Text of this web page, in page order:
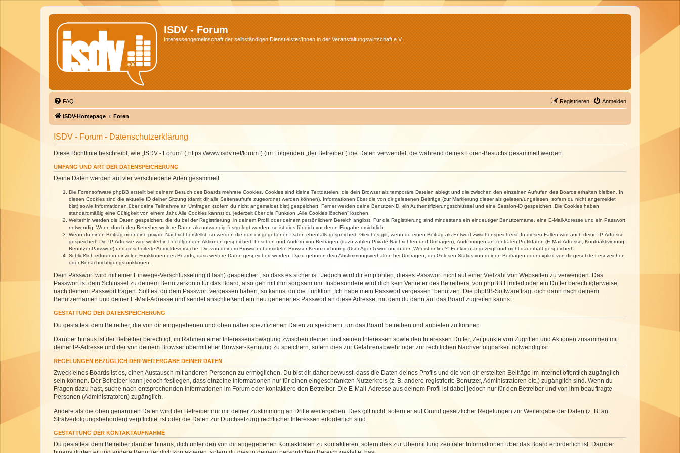
ISDV - Forum
Interessengemeinschaft der selbständigen Dienstleister/Innen in der Veranstaltungswirtschaft e.V.
FAQ Anmelden
Registrieren
ISDV-Homepage Foren
ISDV - Forum - Datenschutzerklärung
Diese Richtlinie beschreibt, wie „ISDV - Forum“ („https://www.isdv.net/forum“) (im Folgenden „der Betreiber“) die Daten verwendet, die während deines Foren-Besuchs gesammelt werden.
UMFANG UND ART DER DATENSPEICHERUNG
Deine Daten werden auf vier verschiedene Arten gesammelt:
Die Forensoftware phpBB erstellt bei deinem Besuch des Boards mehrere Cookies. Cookies sind kleine Textdateien, die dein Browser als temporäre Dateien ablegt und die zwischen den einzelnen Aufrufen des Boards erhalten bleiben. In
diesen Cookies sind die aktuelle ID deiner Sitzung (damit dir alle Seitenaufrufe zugeordnet werden können), Informationen über die von dir gelesenen Beiträge (zur Markierung dieser als gelesen/ungelesen; sofern du nicht angemeldet
bist) sowie Informationen über deine Teilnahme an Umfragen (sofern du nicht angemeldet bist) gespeichert. Ferner werden deine Benutzer-ID, ein Authentifizierungsschlüssel und eine Session-ID gespeichert. Die Cookies haben
standardmäßig eine Gültigkeit von einem Jahr. Alle Cookies kannst du jederzeit über die Funktion „Alle Cookies löschen“ löschen.
Weiterhin werden die Daten gespeichert, die du bei der Registrierung, in deinem Profil oder deinem persönlichem Bereich angibst. Für die Registrierung sind mindestens ein eindeutiger Benutzername, eine E-Mail-Adresse und ein Passwort
notwendig. Wenn durch den Betreiber weitere Daten als notwendig festgelegt wurden, so ist dies für dich vor deren Eingabe ersichtlich.
Wenn du einen Beitrag oder eine private Nachricht erstellst, so werden die dort eingegebenen Daten ebenfalls gespeichert. Gleiches gilt, wenn du einen Beitrag als Entwurf zwischenspeicherst. In diesen Fällen wird auch deine IP-Adresse
gespeichert. Die IP-Adresse wird weiterhin bei folgenden Aktionen gespeichert: Löschen und Ändern von Beiträgen (dazu zählen Private Nachrichten und Umfragen), Änderungen an zentralen Profildaten (E-Mail-Adresse, Kontoaktivierung,
Benutzer-Passwort) und gescheiterte Anmeldeversuche. Die von deinem Browser übermittelte Browser-Kennzeichnung (User Agent) wird nur in der „Wer ist online?“-Funktion angezeigt und nicht dauerhaft gespeichert.
Schließlich erfordern einzelne Funktionen des Boards, dass weitere Daten gespeichert werden. Dazu gehören dein Abstimmungsverhalten bei Umfragen, der Gelesen-Status von deinen Beiträgen oder explizit von dir gesetzte Lesezeichen
oder Benachrichtigungsfunktionen.
Dein Passwort wird mit einer Einwege-Verschlüsselung (Hash) gespeichert, so dass es sicher ist. Jedoch wird dir empfohlen, dieses Passwort nicht auf einer Vielzahl von Webseiten zu verwenden. Das
Passwort ist dein Schlüssel zu deinem Benutzerkonto für das Board, also geh mit ihm sorgsam um. Insbesondere wird dich kein Vertreter des Betreibers, von phpBB Limited oder ein Dritter berechtigterweise
nach deinem Passwort fragen. Solltest du dein Passwort vergessen haben, so kannst du die Funktion „Ich habe mein Passwort vergessen“ benutzen. Die phpBB-Software fragt dich dann nach deinem
Benutzernamen und deiner E-Mail-Adresse und sendet anschließend ein neu generiertes Passwort an diese Adresse, mit dem du dann auf das Board zugreifen kannst.
GESTATTUNG DER DATENSPEICHERUNG
Du gestattest dem Betreiber, die von dir eingegebenen und oben näher spezifizierten Daten zu speichern, um das Board betreiben und anbieten zu können.
Darüber hinaus ist der Betreiber berechtigt, im Rahmen einer Interessenabwägung zwischen deinen und seinen Interessen sowie den Interessen Dritter, Zeitpunkte von Zugriffen und Aktionen zusammen mit
deiner IP-Adresse und der von deinem Browser übermittelter Browser-Kennung zu speichern, sofern dies zur Gefahrenabwehr oder zur rechtlichen Nachverfolgbarkeit notwendig ist.
REGELUNGEN BEZÜGLICH DER WEITERGABE DEINER DATEN
Zweck eines Boards ist es, einen Austausch mit anderen Personen zu ermöglichen. Du bist dir daher bewusst, dass die Daten deines Profils und die von dir erstellten Beiträge im Internet öffentlich zugänglich
sein können. Der Betreiber kann jedoch festlegen, dass einzelne Informationen nur für einen eingeschränkten Nutzerkreis (z. B. andere registrierte Benutzer, Administratoren etc.) zugänglich sind. Wenn du
Fragen dazu hast, suche nach entsprechenden Informationen im Forum oder kontaktiere den Betreiber. Die E-Mail-Adresse aus deinem Profil ist dabei jedoch nur für den Betreiber und von ihm beauftragte
Personen (Administratoren) zugänglich.
Andere als die oben genannten Daten wird der Betreiber nur mit deiner Zustimmung an Dritte weitergeben. Dies gilt nicht, sofern er auf Grund gesetzlicher Regelungen zur Weitergabe der Daten (z. B. an
Strafverfolgungsbehörden) verpflichtet ist oder die Daten zur Durchsetzung rechtlicher Interessen erforderlich sind.
GESTATTUNG DER KONTAKTAUFNAHME
Du gestattest dem Betreiber darüber hinaus, dich unter den von dir angegebenen Kontaktdaten zu kontaktieren, sofern dies zur Übermittlung zentraler Informationen über das Board erforderlich ist. Darüber